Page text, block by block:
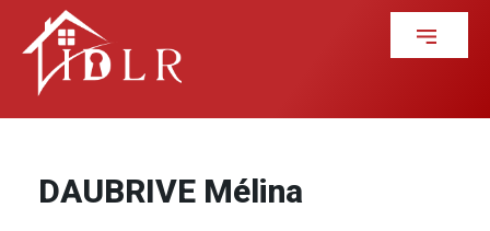
DAUBRIVE Mélina